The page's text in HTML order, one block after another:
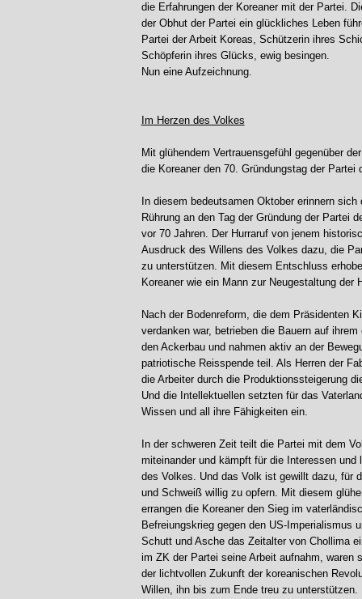
die Erfahrungen der Koreaner mit der Partei.
der Obhut der Partei ein glückliches Leben
Partei der Arbeit Koreas, Schützerin ihres
Schöpferin ihres Glücks, ewig besingen.
Nun eine Aufzeichnung.
Im Herzen des Volkes
Mit glühendem Vertrauensgefühl gegenüber
die Koreaner den 70. Gründungstag der Partei
n diesem bedeutsamen Oktober erinnern sich
Rührung an den Tag der Gründung der Partei
vor 70 Jahren. Der Hurraruf von jenem
Ausdruck des Willens des Volkes dazu, die
zu unterstützen. Mit diesem Entschluss
Koreaner wie ein Mann zur Neugestaltung der
Nach der Bodenreform, die dem Präsidenten
verdanken war, betrieben die Bauern auf ihrem
den Ackerbau und nahmen aktiv an der
patriotische Reisspende teil. Als Herren der
die Arbeiter durch die Produktionssteigerung
Und die Intellektuellen setzten für das
Wissen und all ihre Fähigkeiten ein.
In der schweren Zeit teilt die Partei mit dem
miteinander und kämpft für die Interessen und
des Volkes. Und das Volk ist gewillt dazu, für
und Schweiß willig zu opfern. Mit diesem
errangen die Koreaner den Sieg im
Befreiungskrieg gegen den US-Imperialismus
Schutt und Asche das Zeitalter von Chollima
im ZK der Partei seine Arbeit aufnahm, waren
der lichtvollen Zukunft der koreanischen
Willen, ihn bis zum Ende treu zu unterstützen.